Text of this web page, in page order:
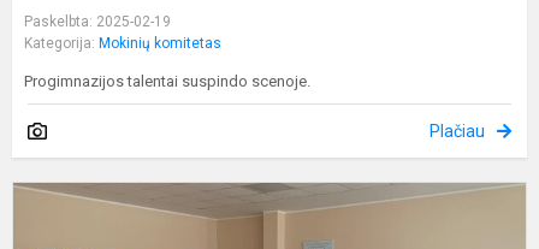
Paskelbta: 2025-02-19
Kategorija: Mokinių komitetas
Progimnazijos talentai suspindo scenoje.
Plačiau